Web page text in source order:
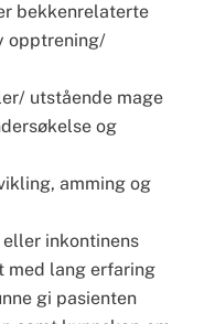
bekkenrelaterte
opptrening/
utstående mage
og
amming og
inkontinens
med lang erfaring
gi pasienten